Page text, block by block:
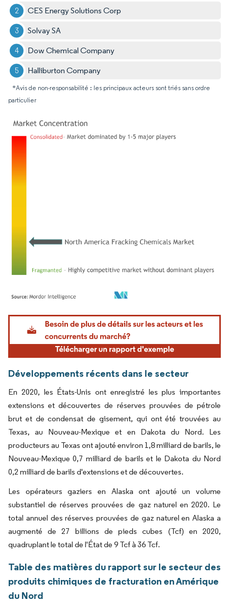
CES Energy Solutions Corp
Solvay SA
Dow Chemical Company
Halliburton Company
*Avis de non-responsabilité : les principaux acteurs sont triés sans ordre
particulier
Image © Mordor Intelligence. La réutilisation nécessite une attribution sous CC BY
Développements récents dans le secteur
En 2020, les États-Unis ont enregistré les plus importantes
extensions et découvertes de réserves prouvées de pétrole
brut et de condensat de gisement, qui ont été trouvées au
Texas, au Nouveau-Mexique et en Dakota du Nord. Les
producteurs au Texas ont ajouté environ 1,8 milliard de barils, le
Nouveau-Mexique 0,7 milliard de barils et le Dakota du Nord
0,2 milliard de barils d'extensions et de découvertes.
Les opérateurs gaziers en Alaska ont ajouté un volume
substantiel de réserves prouvées de gaz naturel en 2020. Le
total annuel des réserves prouvées de gaz naturel en Alaska a
augmenté de 27 billions de pieds cubes (Tcf) en 2020,
quadruplant le total de l'État de 9 Tcf à 36 Tcf.
Table des matières du rapport sur le secteur des
produits chimiques de fracturation en Amérique
du Nord